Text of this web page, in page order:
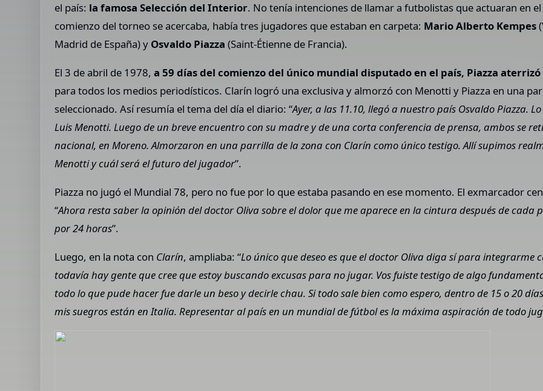
el país: la famosa Selección del Interior. No tenía intenciones de llamar a futbolistas que actuaran en
comienzo del torneo se acercaba, había tres jugadores que estaban en carpeta: Mario Alberto Kempes
Madrid de España) y Osvaldo Piazza (Saint-Étienne de Francia).
El 3 de abril de 1978,a 59 días del comienzo del único mundial disputado en el país, Piazza aterrizó
para todos los medios periodísticos. Clarín logró una exclusiva y almorzó con Menotti y Piazza en una
seleccionado. Así resumía el tema del día el diario: “Ayer, a las 11.10, llegó a nuestro país Osvaldo Piazza.
Luis Menotti. Luego de un breve encuentro con su madre y de una corta conferencia de prensa, ambos se
nacional, en Moreno. Almorzaron en una parrilla de la zona con Clarín como único testigo. Allí supimos
Menotti y cuál será el futuro del jugador”.
Piazza no jugó el Mundial 78, pero no fue por lo que estaba pasando en ese momento. El exmarcador
“Ahora resta saber la opinión del doctor Oliva sobre el dolor que me aparece en la cintura después de
por 24 horas”.
Luego, en la nota con Clarín, ampliaba: “Lo único que deseo es que el doctor Oliva diga sí para integrarme
todavía hay gente que cree que estoy buscando excusas para no jugar. Vos fuiste testigo de algo
todo lo que pude hacer fue darle un beso y decirle chau. Si todo sale bien como espero, dentro de 15 o 20
mis suegros están en Italia. Representar al país en un mundial de fútbol es la máxima aspiración de todo